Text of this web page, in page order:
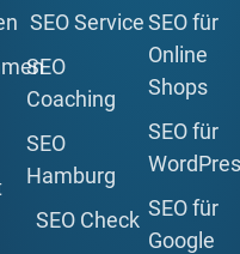
SEO Service
SEO
Coaching
SEO
Hamburg
SEO Check
SEO für
Online
Shops
SEO für
SEO für
Google